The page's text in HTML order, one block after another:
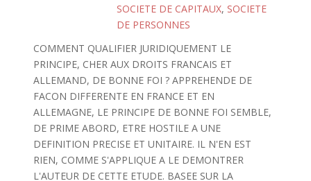
SOCIETE DE CAPITAUX, SOCIETE
DE PERSONNES
COMMENT QUALIFIER JURIDIQUEMENT LE
PRINCIPE, CHER AUX DROITS FRANCAIS ET
ALLEMAND, DE BONNE FOI ? APPREHENDE DE
FACON DIFFERENTE EN FRANCE ET EN
ALLEMAGNE, LE PRINCIPE DE BONNE FOI SEMBLE,
DE PRIME ABORD, ETRE HOSTILE A UNE
DEFINITION PRECISE ET UNITAIRE. IL N'EN EST
RIEN, COMME S'APPLIQUE A LE DEMONTRER
L'AUTEUR DE CETTE ETUDE. BASEE SUR LA